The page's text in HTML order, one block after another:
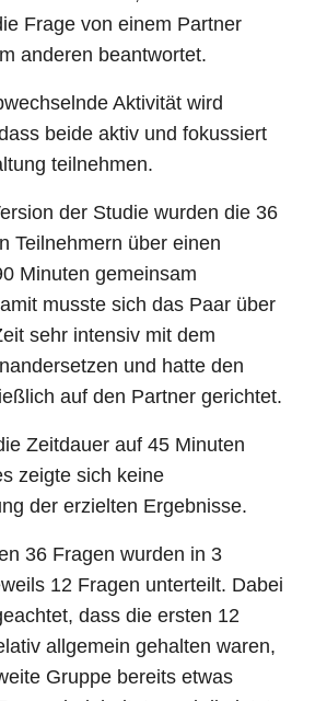
Frage von einem Partner
anderen beantwortet.
Aktivität wird
beide aktiv und fokussiert
teilnehmen.
der Studie wurden die 36
Teilnehmern über einen
Minuten gemeinsam
musste sich das Paar über
sehr intensiv mit dem
und hatte den
auf den Partner gerichtet.
Zeitdauer auf 45 Minuten
zeigte sich keine
der erzielten Ergebnisse.
36 Fragen wurden in 3
12 Fragen unterteilt. Dabei
dass die ersten 12
allgemein gehalten waren,
Gruppe bereits etwas